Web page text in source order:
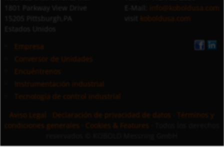
info@koboldusa.com
koboldusa.com
Empresa
Conversor de Unidades
Encuéntrenos
Instrumentación industrial
Tecnología de control industrial
Aviso Legal
Declaración de privacidad de datos
Términos y
condiciones generales
Cookies & Features